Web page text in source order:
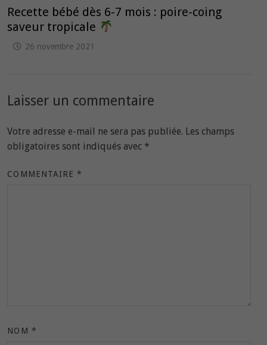
Recette bébé dès 6-7 mois : poire-coing
saveur tropicale
26 novembre 2021
Laisser un commentaire
Votre adresse e-mail ne sera pas publiée. Les champs
obligatoires sont indiqués avec *
COMMENTAIRE*
NOM *